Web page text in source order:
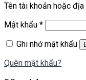
Tên tài khoản hoặc địa
Mật khẩu *
Ghi nhớ mật khẩu
Quên mật khẩu?